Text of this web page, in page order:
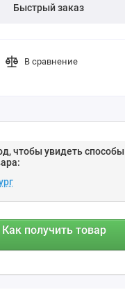
Быстрый заказ
В сравнение
чтобы увидеть способы
Как получить товар